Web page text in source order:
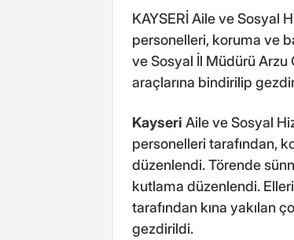
KAYSERİ Aile ve Sosyal
personelleri, koruma ve
ve Sosyal İl Müdürü Arzu
araçlarına bindirilip
Kayseri Aile ve Sosyal
personelleri tarafından,
düzenlendi. Törende
kutlama düzenlendi.
tarafından kına yakılan
gezdirildi.